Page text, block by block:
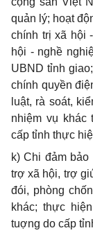
quản lý; hoạt
chính trị xã hội
hội - nghề
UBND tỉnh
chính quyền
luật, rà soát,
nhiệm vụ khác
cấp tỉnh thực
k) Chi đảm
trợ xã hội, trợ
đói, phòng
khác; thực
tuợng do cấp